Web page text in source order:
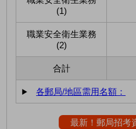
(1)
職業安全衛生業務
(2)
合計
各郵局/地區需用名額：
最新！郵局招考